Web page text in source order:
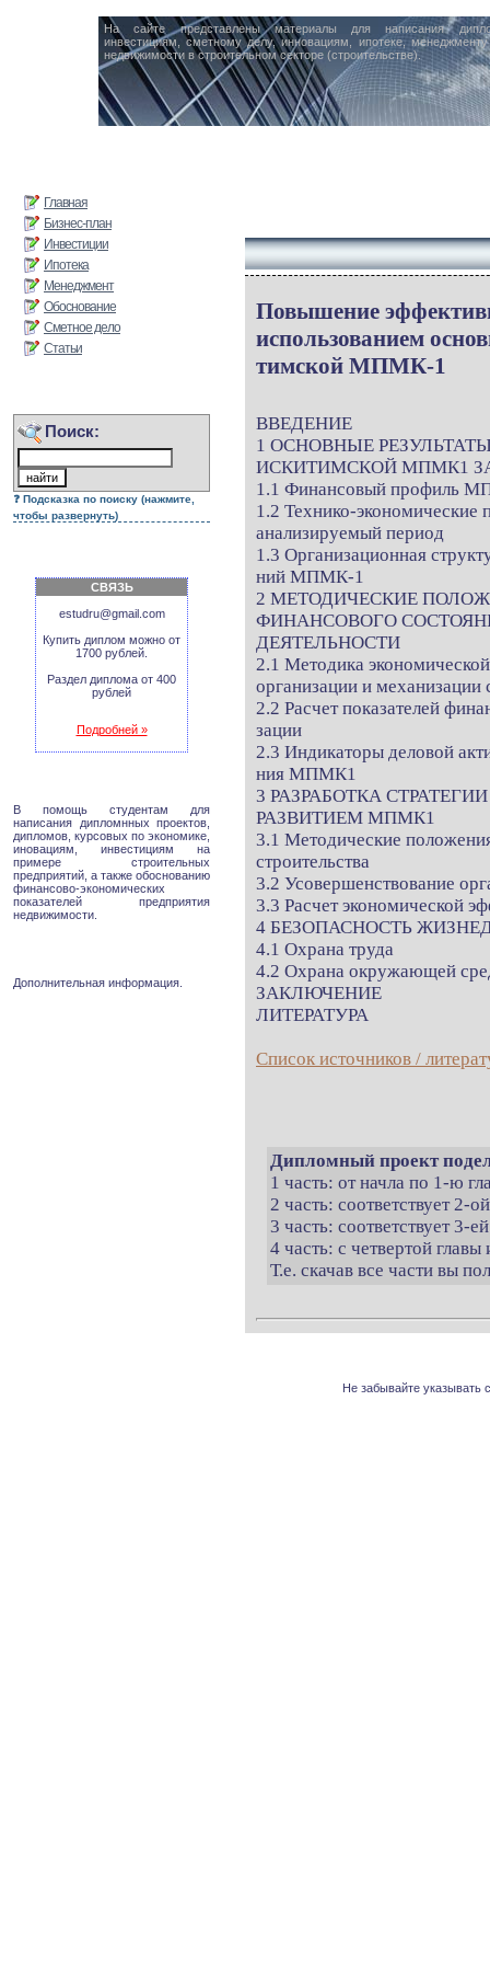
На сайте представлены материалы для написания
инвестициям, сметному делу, инновациям, ипотеке,
недвижимости в строительном секторе (строительстве).
Главная
Бизнес-план
Инвестиции
Ипотека
Менеджмент
Обоснование
Сметное дело
Статьи
Поиск:
Подсказка по поиску (нажмите,
чтобы развернуть)
СВЯЗЬ
estudru@gmail.com
Купить диплом можно от
1700 рублей.
Раздел диплома от 400
рублей
Подробней »
В помощь студентам для
написания дипломнных проектов,
дипломов, курсовых по экономике,
иновациям, инвестициям на
примере строительных
предприятий, а также обоснованию
финансово-экономических
показателей предприятия
недвижимости.
Дополнительная информация.
Повышение
использованием
тимской МПМК-1
ВВЕДЕНИЕ
1 ОСНОВНЫЕ
ИСКИТИМСКОЙ МПМК1 ЗА
1.1 Финансовый профиль
1.2 Технико-экономические
анализируемый период
1.3 Организационная
ний МПМК-1
2 МЕТОДИЧЕСКИЕ
ФИНАНСОВОГО
ДЕЯТЕЛЬНОСТИ
2.1 Методика экономической
организации и механизации
2.2 Расчет показателей
зации
2.3 Индикаторы деловой
ния МПМК1
3 РАЗРАБОТКА
РАЗВИТИЕМ МПМК1
3.1 Методические
строительства
3.2 Усовершенствование
3.3 Расчет экономической
4 БЕЗОПАСНОСТЬ
4.1 Охрана труда
4.2 Охрана окружающей
ЗАКЛЮЧЕНИЕ
ЛИТЕРАТУРА
Список источников /
Дипломный проект
1 часть: от начла по 1-ю
2 часть: соответствует 2-
3 часть: соответствует 3-
4 часть: с четвертой
Т.е. скачав все части вы
Не забывайте указывать